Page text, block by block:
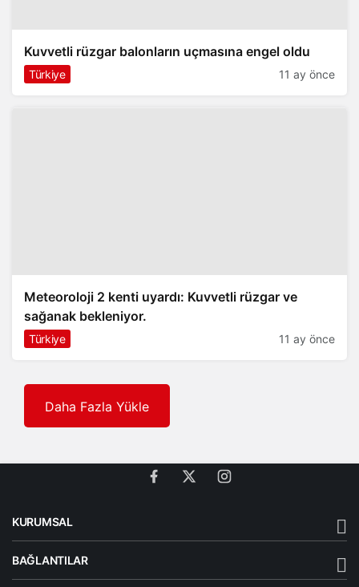
Kuvvetli rüzgar balonların uçmasına engel oldu
Türkiye 11 ay önce
Meteoroloji 2 kenti uyardı: Kuvvetli rüzgar ve
sağanak bekleniyor.
Türkiye 11 ay önce
Daha Fazla Yükle
KURUMSAL
BAĞLANTILAR